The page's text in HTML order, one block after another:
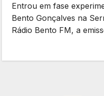
Entrou em fase
Bento Gonçalves na
Rádio Bento FM, a